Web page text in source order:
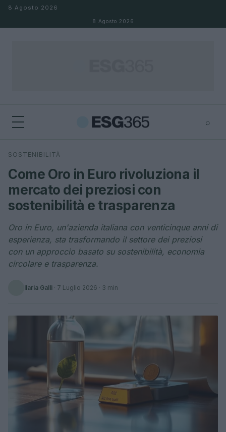
Salta al contenuto
8 Agosto 2026
8 Agosto 2026
⌕
Cerca
SOSTENIBILITÀ
Come Oro in Euro rivoluziona il
mercato dei preziosi con
sostenibilità e trasparenza
Oro in Euro, un'azienda italiana con venticinque anni di
esperienza, sta trasformando il settore dei preziosi
con un approccio basato su sostenibilità, economia
circolare e trasparenza.
Ilaria Galli · 7 Luglio 2026 · 3 min